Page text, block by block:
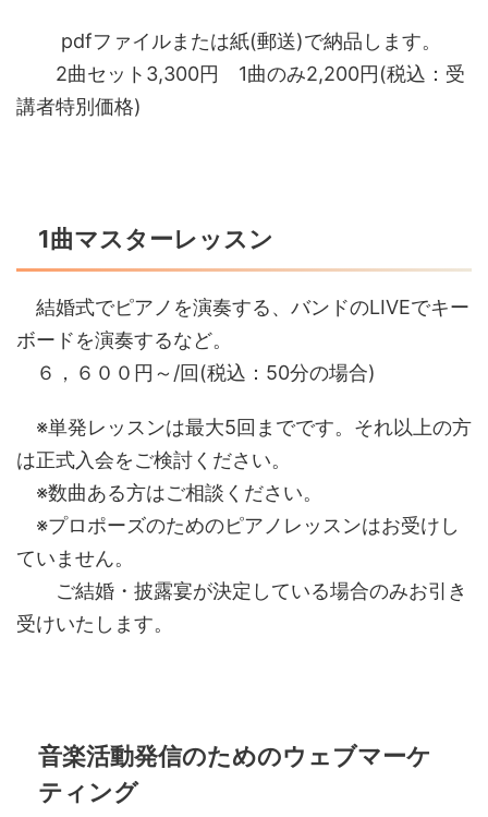
pdfファイルまたは紙(郵送)で納品します。
2曲セット3,300円 1曲のみ2,200円(税込：受
講者特別価格)
1曲マスターレッスン
結婚式でピアノを演奏する、バンドのLIVEでキー
ボードを演奏するなど。
６，６００円～/回(税込：50分の場合)
※単発レッスンは最大5回までです。それ以上の方
は正式入会をご検討ください。
※数曲ある方はご相談ください。
※プロポーズのためのピアノレッスンはお受けし
ていません。
ご結婚・披露宴が決定している場合のみお引き
受けいたします。
音楽活動発信のためのウェブマーケ
ティング